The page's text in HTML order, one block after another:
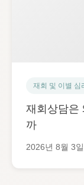
재회 및 이별 심
재회상담은
까
2026년 8월 3